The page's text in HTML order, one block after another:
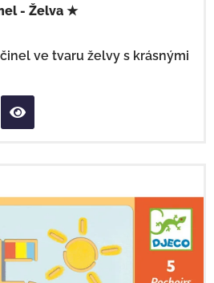
- Želva ★
ve tvaru želvy s krásnými